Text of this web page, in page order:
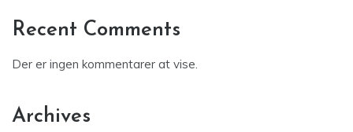
Recent Comments
Der er ingen kommentarer at vise.
Archives